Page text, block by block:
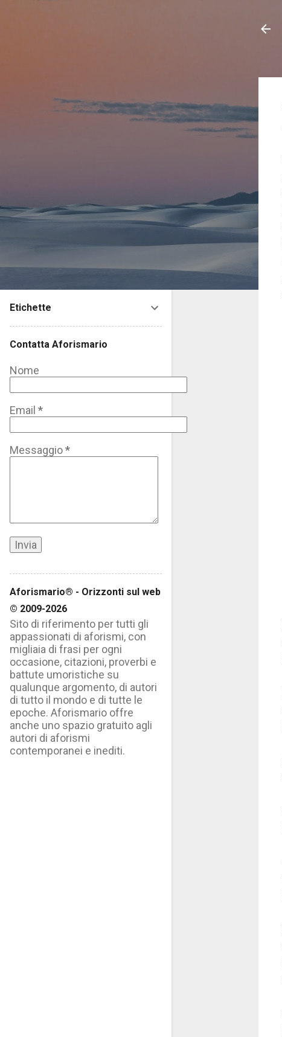
Etichette
Contatta Aforismario
Nome
Email *
Messaggio*
Aforismario® - Orizzonti sul web
© 2009-2026
Sito di riferimento per tutti gli
appassionati di aforismi, con
migliaia di frasi per ogni
occasione, citazioni, proverbi e
battute umoristiche su
qualunque argomento, di autori
di tutto il mondo e di tutte le
epoche. Aforismario offre
anche uno spazio gratuito agli
autori di aforismi
contemporanei e inediti.